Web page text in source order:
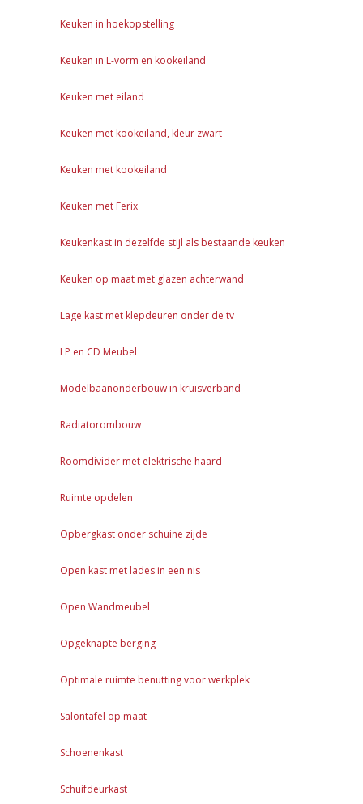
Keuken in hoekopstelling
Keuken in L-vorm en kookeiland
Keuken met eiland
Keuken met kookeiland, kleur zwart
Keuken met kookeiland
Keuken met Ferix
Keukenkast in dezelfde stijl als bestaande keuken
Keuken op maat met glazen achterwand
Lage kast met klepdeuren onder de tv
LP en CD Meubel
Modelbaanonderbouw in kruisverband
Radiatorombouw
Roomdivider met elektrische haard
Ruimte opdelen
Opbergkast onder schuine zijde
Open kast met lades in een nis
Open Wandmeubel
Opgeknapte berging
Optimale ruimte benutting voor werkplek
Salontafel op maat
Schoenenkast
Schuifdeurkast